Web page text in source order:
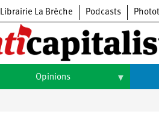
Librairie La Brèche Podcasts
Opinions